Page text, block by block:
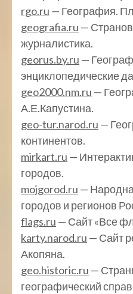
rgo.ru — География.
geografia.ru —
журналистика.
georus.by.ru —
энциклопедические
geo2000.nm.ru —
А.Е.Капустина.
geo-tur.narod.ru —
континентов.
mirkart.ru —
городов.
mojgorod.ru —
городов и регионов
flags.ru — Сайт «Все
karty.narod.ru — Сайт
Акопяна.
geo.historic.ru —
географический